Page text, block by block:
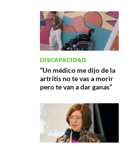
DISCAPACIDAD
“Un médico me dijo de la
artritis no te vas a morir
pero te van a dar ganas”